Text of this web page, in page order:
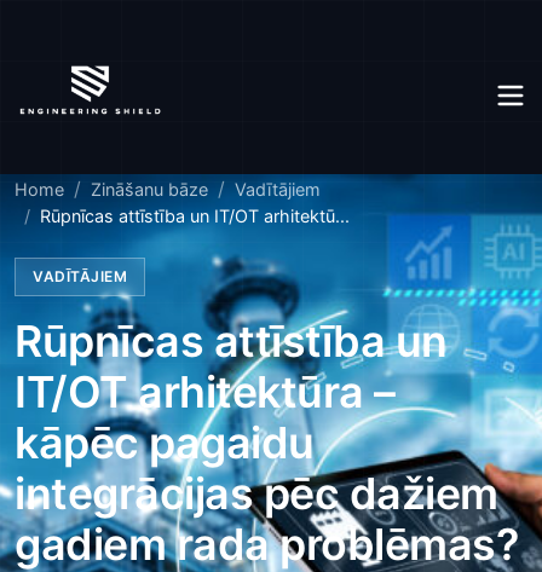
Home Zināšanu bāze
Vadītājiem
Rūpnīcas attīstība un IT/OT arhitektū...
VADĪTĀJIEM
Rūpnīcas attīstība un
IT/OT arhitektūra –
kāpēc pagaidu
integrācijas pēc dažiem
gadiem rada problēmas?